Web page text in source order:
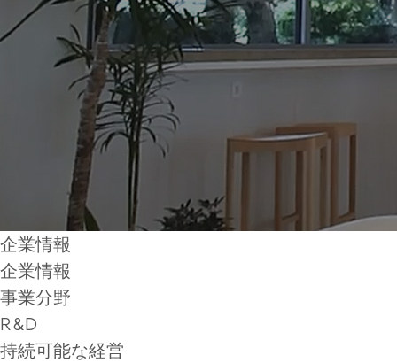
企業情報
企業情報
事業分野
R&D
持続可能な経営